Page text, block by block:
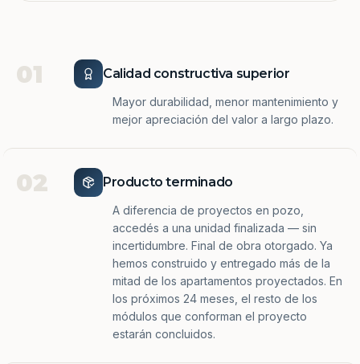
01 Calidad constructiva superior
Mayor durabilidad, menor mantenimiento y
mejor apreciación del valor a largo plazo.
02 Producto terminado
A diferencia de proyectos en pozo,
accedés a una unidad finalizada — sin
incertidumbre. Final de obra otorgado. Ya
hemos construido y entregado más de la
mitad de los apartamentos proyectados. En
los próximos 24 meses, el resto de los
módulos que conforman el proyecto
estarán concluidos.